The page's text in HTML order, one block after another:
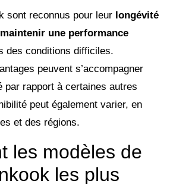
sont reconnus pour leur longévité
une performance
des conditions difficiles.
peuvent s’accompagner
par rapport à certaines autres
peut également varier, en
et des régions.
les modèles de
les plus